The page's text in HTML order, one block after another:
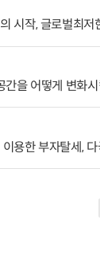
시작, 글로벌최
간을 어떻게 변화
용한 부자탈세,